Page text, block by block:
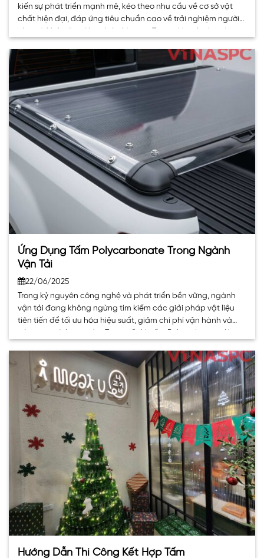
kiến sự phát triển mạnh mẽ, kéo theo nhu cầu về cơ sở vật
chất hiện đại, đáp ứng tiêu chuẩn cao về trải nghiệm người
chơi và khả năng khai thác liên tục. Trong đó, mái che sân
Ứng Dụng Tấm Polycarbonate Trong Ngành
Vận Tải
22/06/2025
Trong kỷ nguyên công nghệ và phát triển bền vững, ngành
vận tải đang không ngừng tìm kiếm các giải pháp vật liệu
tiên tiến để tối ưu hóa hiệu suất, giảm chi phí vận hành và
nâng cao tính an toàn. Trong số đó, tấm Polycarbonate là
Hướng Dẫn Thi Công Kết Hợp Tấm